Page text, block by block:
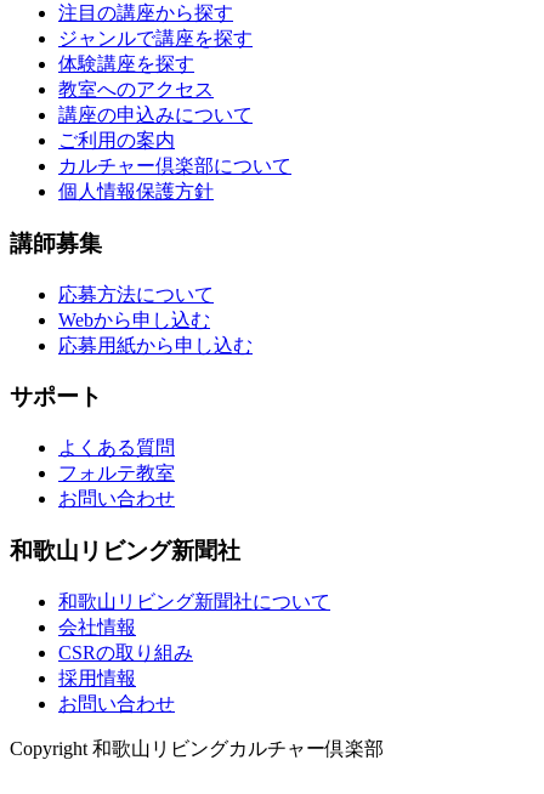
注目の講座から探す
ジャンルで講座を探す
体験講座を探す
教室へのアクセス
講座の申込みについて
ご利用の案内
カルチャー倶楽部について
個人情報保護方針
講師募集
応募方法について
Webから申し込む
応募用紙から申し込む
サポート
よくある質問
フォルテ教室
お問い合わせ
和歌山リビング新聞社
和歌山リビング新聞社について
会社情報
CSRの取り組み
採用情報
お問い合わせ
Copyright 和歌山リビングカルチャー倶楽部